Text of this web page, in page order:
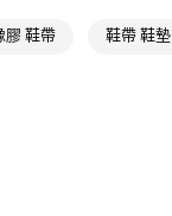
膠 鞋帶 鞋帶 鞋墊